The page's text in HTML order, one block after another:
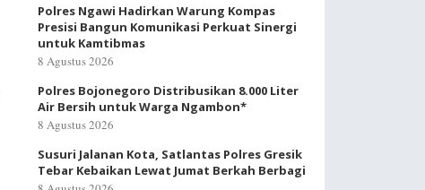
Polres Ngawi Hadirkan Warung Kompas
Presisi Bangun Komunikasi Perkuat Sinergi
untuk Kamtibmas
8 Agustus 2026
Polres Bojonegoro Distribusikan 8.000 Liter
Air Bersih untuk Warga Ngambon*
8 Agustus 2026
Susuri Jalanan Kota, Satlantas Polres Gresik
Tebar Kebaikan Lewat Jumat Berkah Berbagi